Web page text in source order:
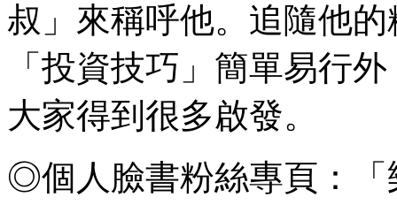
叔」來稱呼他。追隨他
「投資技巧」簡單易行
大家得到很多啟發。
◎個人臉書粉絲專頁：「